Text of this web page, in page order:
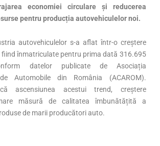
economiei circulare și reducerea
pentru producția autovehiculelor noi.
autovehiculelor s-a aflat într-o creștere
înmatriculate pentru prima dată 316.695
datelor publicate de Asociația
Automobile din România (ACAROM).
ascensiunea acestui trend, creștere
măsură de calitatea îmbunătățită a
de marii producători auto.